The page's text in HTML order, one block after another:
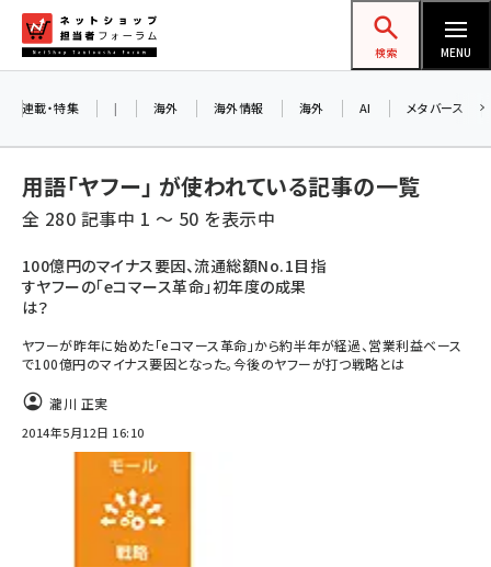
ン
ネットショップ担当者フォーラム
検索 MENU
yahoo (1905)
ecbeing (1210)
アスクル (1122)
base (1079)
ビィ・フォアード (776)
revico (744)
連載・特集 | 海外 海外情報 海外 AI メタバース
用語「ヤフー」 が使われている記事の一覧
全 280 記事中 1 ～ 50 を表示中
100億円のマイナス要因、流通総額No.1目指
すヤフーの「eコマース革命」初年度の成果
は？
ヤフーが昨年に始めた「eコマース革命」から約半年が経過、営業利益ベース
で100億円のマイナス要因となった。今後のヤフーが打つ戦略とは
瀧川 正実
2014年5月12日 16:10
AIが買い物を代行する時代に打つべき「次の
一手」とは？ アルペン、オイシックス、元UA責
任者が登壇のリアルECセミナー（8/26＠東
京）【交流会も実施】
8/26（水）、東京・四谷で開催。登壇者・聴講
の講演を無料で聴講できます！